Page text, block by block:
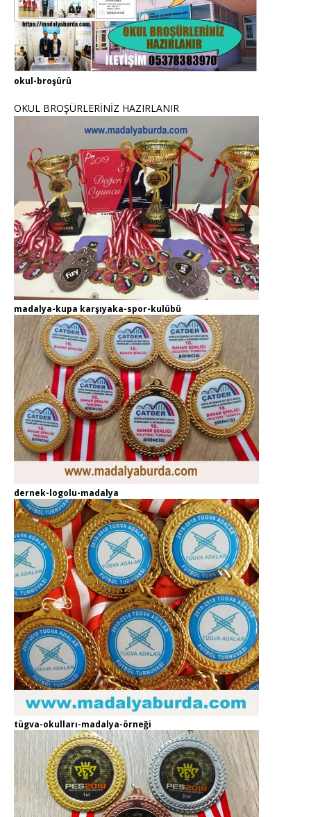
okul-broşürü
OKUL BROŞÜRLERİNİZ HAZIRLANIR
madalya-kupa karşıyaka-spor-kulübü
dernek-logolu-madalya
tügva-okulları-madalya-örneği